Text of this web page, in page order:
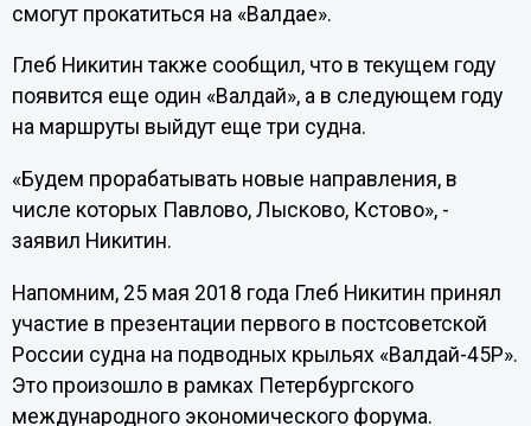
смогут прокатиться на «Валдае».
Глеб Никитин также сообщил, что в текущем году
появится еще один «Валдай», а в следующем году
на маршруты выйдут еще три судна.
«Будем прорабатывать новые направления, в
числе которых Павлово, Лысково, Кстово», -
заявил Никитин.
Напомним, 25 мая 2018 года Глеб Никитин принял
участие в презентации первого в постсоветской
России судна на подводных крыльях «Валдай-45Р».
Это произошло в рамках Петербургского
международного экономического форума.